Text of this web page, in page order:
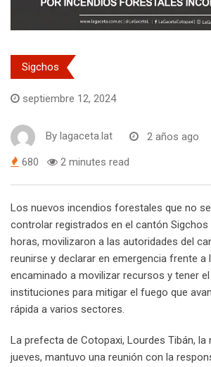
Sigchos
septiembre 12, 2024
By lagaceta.lat 2 años ago
680 2 minutes read
Los nuevos incendios forestales que no
controlar registrados en el cantón Sigchos
horas, movilizaron a las autoridades del
reunirse y declarar en emergencia frente a
encaminado a movilizar recursos y tener
instituciones para mitigar el fuego que
rápida a varios sectores.
La prefecta de Cotopaxi, Lourdes Tibán, la
jueves, mantuvo una reunión con la